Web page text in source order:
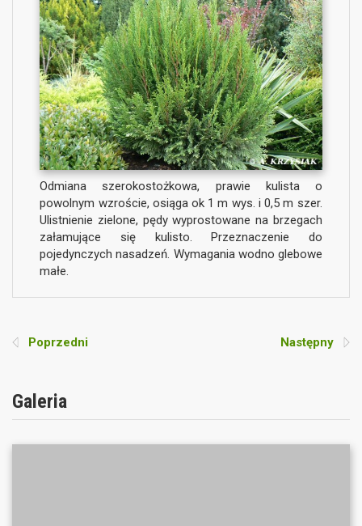
Odmiana szerokostożkowa, prawie kulista o
powolnym wzroście, osiąga ok 1 m wys. i 0,5 m szer.
Ulistnienie zielone, pędy wyprostowane na brzegach
załamujące się kulisto. Przeznaczenie do
pojedynczych nasadzeń. Wymagania wodno glebowe
małe.
Poprzedni Następny
Galeria